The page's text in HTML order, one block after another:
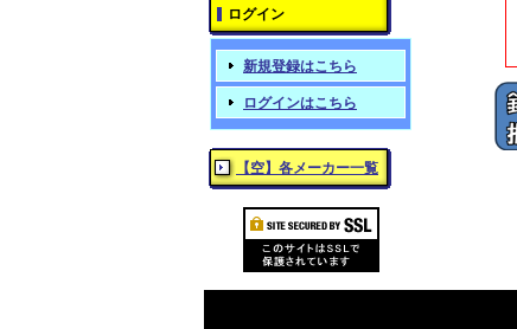
ログイン
新規登録はこちら
ログインはこちら
【空】各メーカー一覧